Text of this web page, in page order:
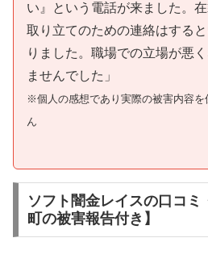
い』という電話が来ました。
取り立てのための連絡はする
りました。職場での立場が悪
ませんでした」
※個人の感想であり実際の被害内容
ん
ソフト闇金レイスの口コミ
町の被害報告付き】